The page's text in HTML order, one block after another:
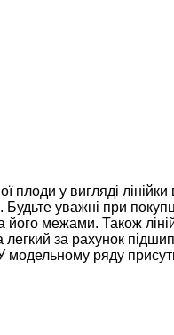
у вигляді
Будьте уважні при
межами. Також
за рахунок
ряду